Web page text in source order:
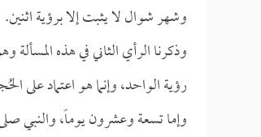
وشهر شوال لا يثبت إلا برؤية اثنين.
وذكرنا الرأي الثاني في هذه المسألة
رؤية الواحد، وإنما هو اعتماد على
وإما تسعة وعشرون يوماً، والنبي